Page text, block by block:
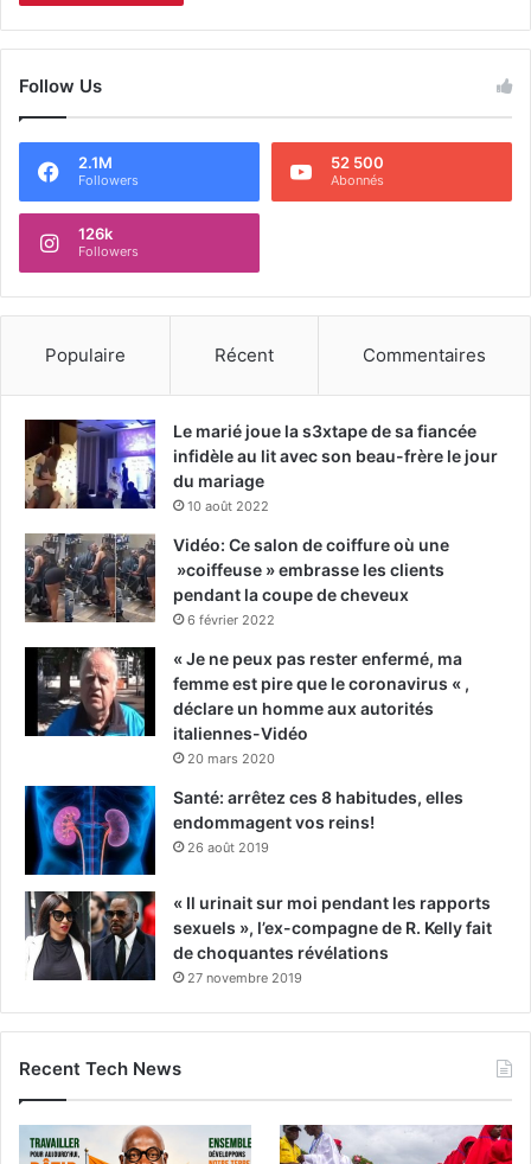
Follow Us
2.1M
Followers
52 500
Abonnés
126k
Followers
Populaire Récent Commentaires
Le marié joue la s3xtape de sa fiancée
infidèle au lit avec son beau-frère le jour
du mariage
10 août 2022
Vidéo: Ce salon de coiffure où une
»coiffeuse » embrasse les clients
pendant la coupe de cheveux
6 février 2022
« Je ne peux pas rester enfermé, ma
femme est pire que le coronavirus « ,
déclare un homme aux autorités
italiennes-Vidéo
20 mars 2020
Santé: arrêtez ces 8 habitudes, elles
endommagent vos reins!
26 août 2019
« Il urinait sur moi pendant les rapports
sexuels », l’ex-compagne de R. Kelly fait
de choquantes révélations
27 novembre 2019
Recent Tech News